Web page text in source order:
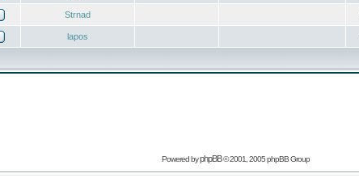
Strnad
lapos
Powered byphpBB© 2001, 2005 phpBB Group